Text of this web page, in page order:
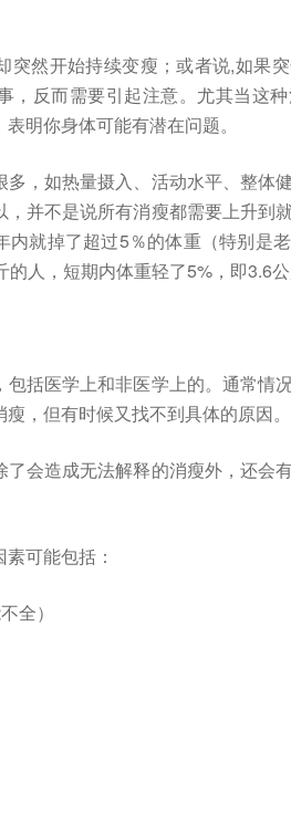
突然开始持续变瘦；或者说,如
，反而需要引起注意。尤其当这
明你身体可能有潜在问题。
，如热量摄入、活动水平、整体
并不是说所有消瘦都需要上升到
内就掉了超过5％的体重（特别是
人，短期内体重轻了5%，即3.6公
括医学上和非医学上的。通常情
，但有时候又找不到具体的原因。
会造成无法解释的消瘦外，还会
可能包括：
全）